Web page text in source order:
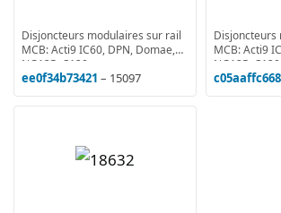
Disjoncteurs modulaires sur rail
MCB: Acti9 IC60, DPN, Domae,
NG125, C120
ee0f34b73421 – 15097
Disjoncteurs
MCB: Acti9
NG125, C120